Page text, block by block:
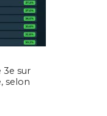
3e sur
selon